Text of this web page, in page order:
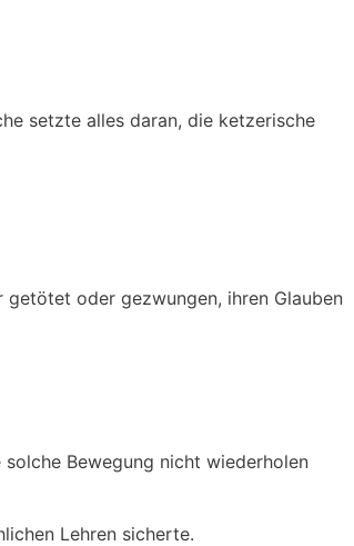
setzte alles daran, die ketzerische
getötet oder gezwungen, ihren Glauben
Bewegung nicht wiederholen
Lehren sicherte.